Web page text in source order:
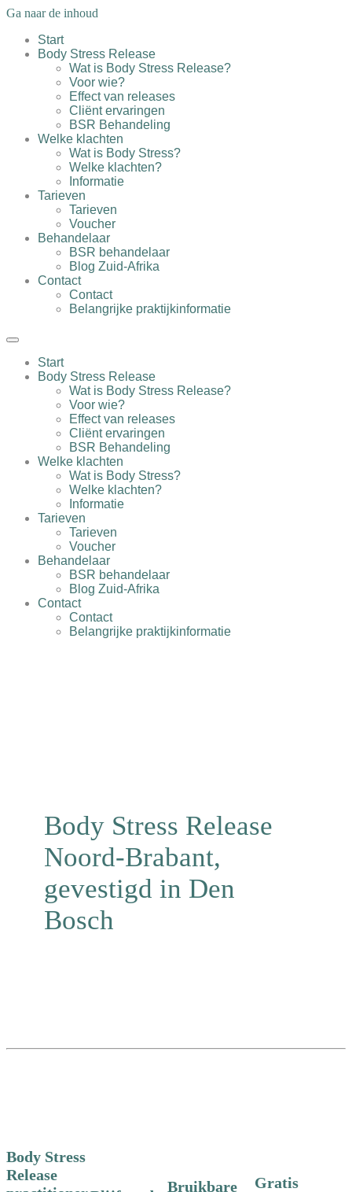
Ga naar de inhoud
Start
Body Stress Release
Wat is Body Stress Release?
Voor wie?
Effect van releases
Cliënt ervaringen
BSR Behandeling
Welke klachten
Wat is Body Stress?
Welke klachten?
Informatie
Tarieven
Tarieven
Voucher
Behandelaar
BSR behandelaar
Blog Zuid-Afrika
Contact
Contact
Belangrijke praktijkinformatie
Start
Body Stress Release
Wat is Body Stress Release?
Voor wie?
Effect van releases
Cliënt ervaringen
BSR Behandeling
Welke klachten
Wat is Body Stress?
Welke klachten?
Informatie
Tarieven
Tarieven
Voucher
Behandelaar
BSR behandelaar
Blog Zuid-Afrika
Contact
Contact
Belangrijke praktijkinformatie
Body Stress Release
Noord-Brabant,
gevestigd in Den
Bosch
Body Stress
Release
Bruikbare
Gratis
Start
Body Stress Release
Welke klachten
Tarieven
Behandelaar
Contact